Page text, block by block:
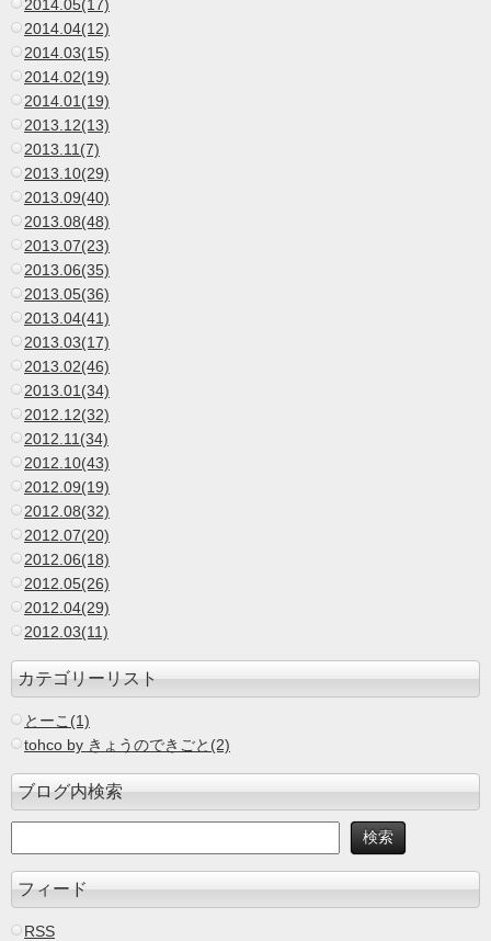
2014.05(17)
2014.04(12)
2014.03(15)
2014.02(19)
2014.01(19)
2013.12(13)
2013.11(7)
2013.10(29)
2013.09(40)
2013.08(48)
2013.07(23)
2013.06(35)
2013.05(36)
2013.04(41)
2013.03(17)
2013.02(46)
2013.01(34)
2012.12(32)
2012.11(34)
2012.10(43)
2012.09(19)
2012.08(32)
2012.07(20)
2012.06(18)
2012.05(26)
2012.04(29)
2012.03(11)
カテゴリーリスト
とーこ(1)
tohco by きょうのできごと(2)
ブログ内検索
フィード
RSS